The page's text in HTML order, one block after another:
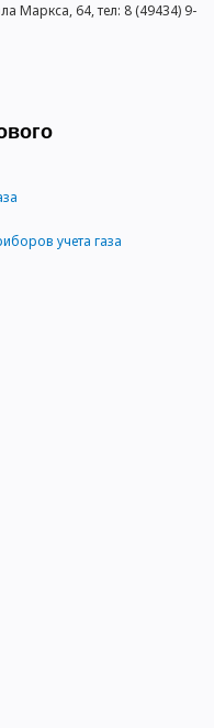
Маркса, 64, тел: 8 (49434) 9-
учета газа